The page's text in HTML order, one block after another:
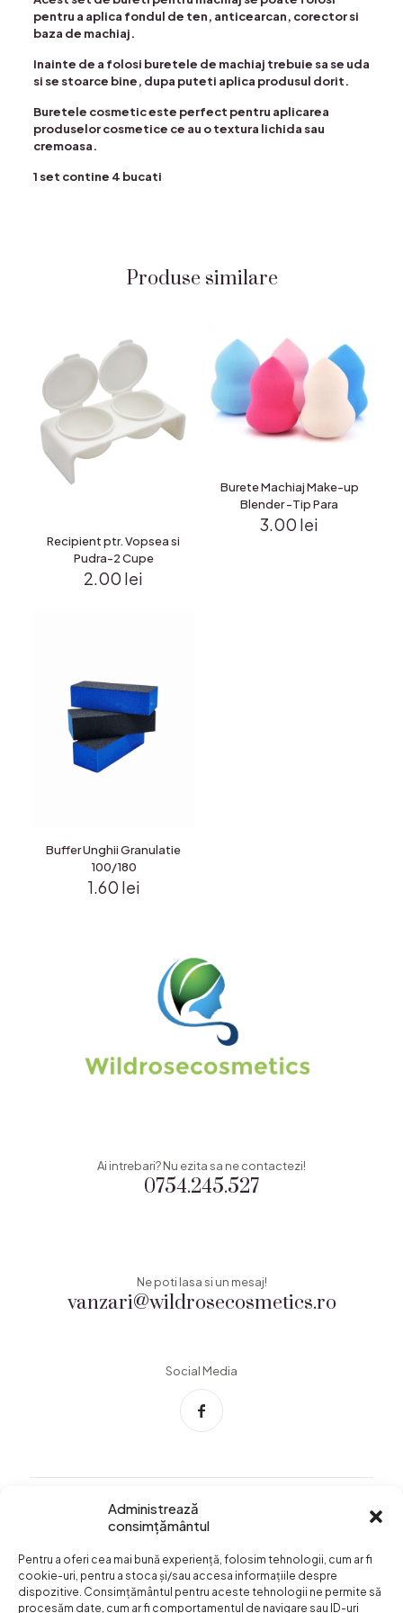
Administrează
consimțământul
Pentru a oferi cea mai bună experiență, folosim tehnologii, cum ar fi
cookie-uri, pentru a stoca și/sau accesa informațiile despre
dispozitive. Consimțământul pentru aceste tehnologii ne permite să
procesăm date, cum ar fi comportamentul de navigare sau ID-uri
pentru a aplica fondul de ten, anticearcan, corector si
baza de machiaj.
Inainte de a folosi buretele de machiaj trebuie sa se uda
si se stoarce bine, dupa puteti aplica produsul dorit.
Buretele cosmetic este perfect pentru aplicarea
produselor cosmetice ce au o textura lichida sau
cremoasa.
1 set contine 4 bucati
Produse similare
Recipient ptr. Vopsea si
Pudra-2 Cupe
2.00 lei
Burete Machiaj Make-up
Blender -Tip Para
3.00 lei
Buffer Unghii Granulatie
100/180
1.60 lei
0754.245.527
Ai intrebari? Nu ezita sa ne contactezi!
vanzari@wildrosecosmetics.ro
Ne poti lasa si un mesaj!
Social Media
Termeni si conditii
Confidentialitatea